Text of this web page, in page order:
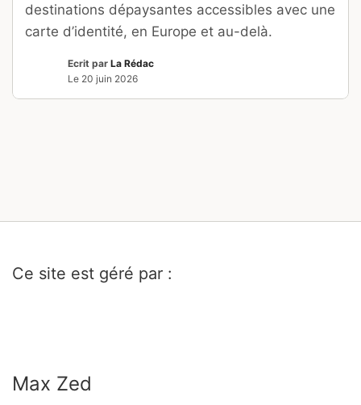
destinations dépaysantes accessibles avec une
carte d’identité, en Europe et au-delà.
Ecrit par La Rédac
Le 20 juin 2026
Ce site est géré par :
Max Zed